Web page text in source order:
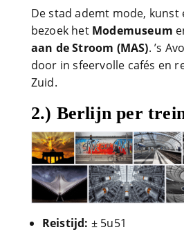
De stad ademt mode, kunst
bezoek het Modemuseum
aan de Stroom (MAS). ’s
door in sfeervolle cafés en
Zuid.
2.) Berlijn per
Reistijd: ± 5u51